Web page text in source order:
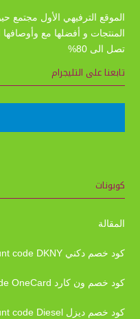
الموقع الترفيهي الأول مجتمع
المنتجات و أفضلها مع
تصل الى 80%
تابعنا على التليجرام
كوبونات
المقالة
كود خصم دكني Discount code DKNY خطير
كود خصم ون كارد Discount code OneCard
كود خصم ديزل Discount code Diesel